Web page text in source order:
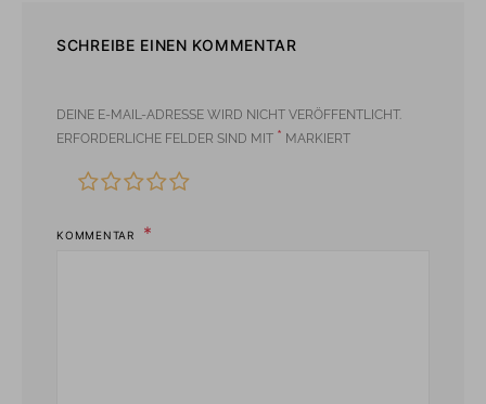
SCHREIBE EINEN KOMMENTAR
DEINE E-MAIL-ADRESSE WIRD NICHT VERÖFFENTLICHT.
ERFORDERLICHE FELDER SIND MIT * MARKIERT
KOMMENTAR